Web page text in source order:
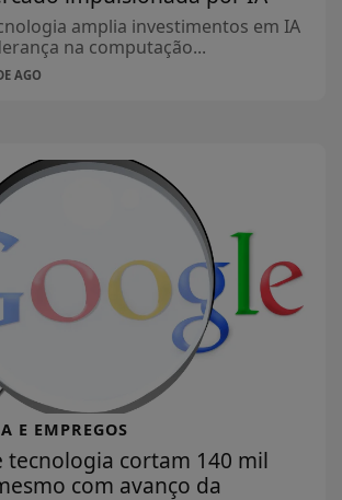
amplia investimentos em IA
na computação...
AGO
E EMPREGOS
tecnologia cortam 140 mil
com avanço da